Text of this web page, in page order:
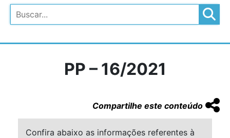
Pesquisar
PP – 16/2021
Compartilhe este conteúdo
Confira abaixo as informações referentes à